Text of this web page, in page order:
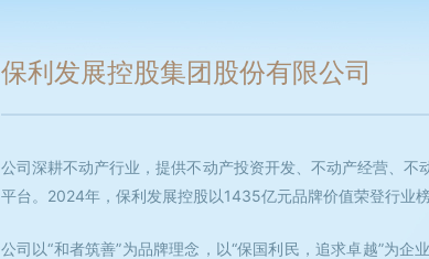
保利发展控股集团股份有限公司
公司深耕不动产行业，提供不动产投资开发、不动产经营、
平台。2024年，保利发展控股以1435亿元品牌价值荣登行业榜
公司以“和者筑善”为品牌理念，以“保国利民，追求卓越”为